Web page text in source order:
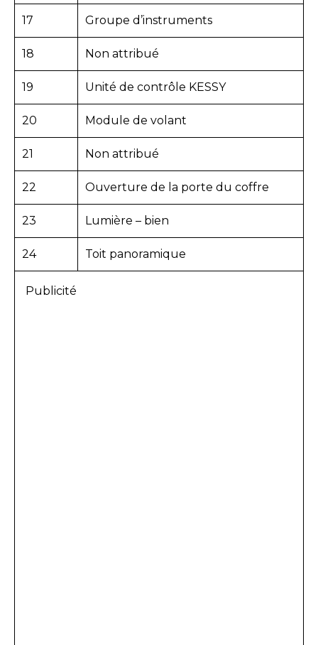
17 Groupe d’instruments
18 Non attribué
19 Unité de contrôle KESSY
20 Module de volant
21 Non attribué
22 Ouverture de la porte du coffre
23 Lumière – bien
24 Toit panoramique
Publicité